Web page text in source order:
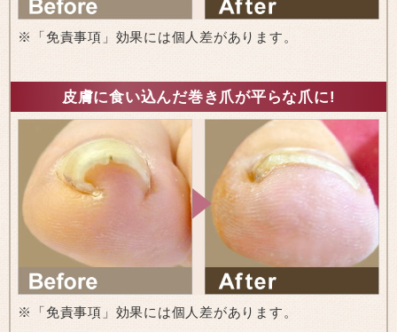
※「免責事項」効果には個人差があります。
皮膚に食い込んだ巻き爪が平らな爪に!
※「免責事項」効果には個人差があります。